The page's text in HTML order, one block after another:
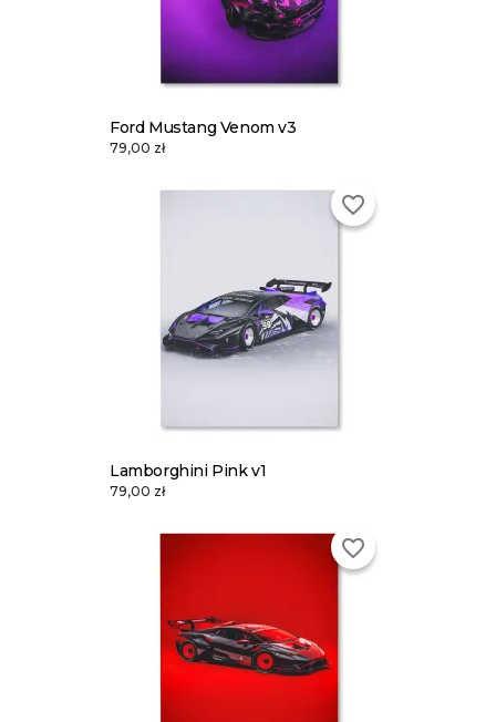
Ford Mustang Venom v3
79,00 zł
Lamborghini Pink v1
79,00 zł
favorite_border
favorite_border